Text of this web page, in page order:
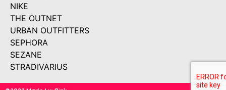
NIKE
THE OUTNET
URBAN OUTFITTERS
SEPHORA
SEZANE
STRADIVARIUS